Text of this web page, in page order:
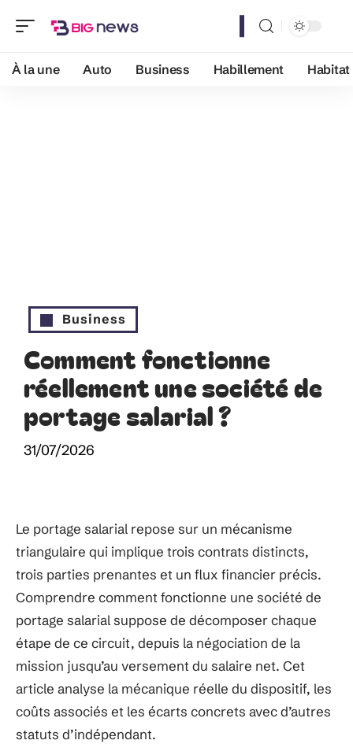
À la une Auto Business Habillement Habitat
Business
Comment fonctionne
réellement une société de
portage salarial ?
31/07/2026
Le portage salarial repose sur un mécanisme
triangulaire qui implique trois contrats distincts,
trois parties prenantes et un flux financier précis.
Comprendre comment fonctionne une société de
portage salarial suppose de décomposer chaque
étape de ce circuit, depuis la négociation de la
mission jusqu’au versement du salaire net. Cet
article analyse la mécanique réelle du dispositif, les
coûts associés et les écarts concrets avec d’autres
statuts d’indépendant.